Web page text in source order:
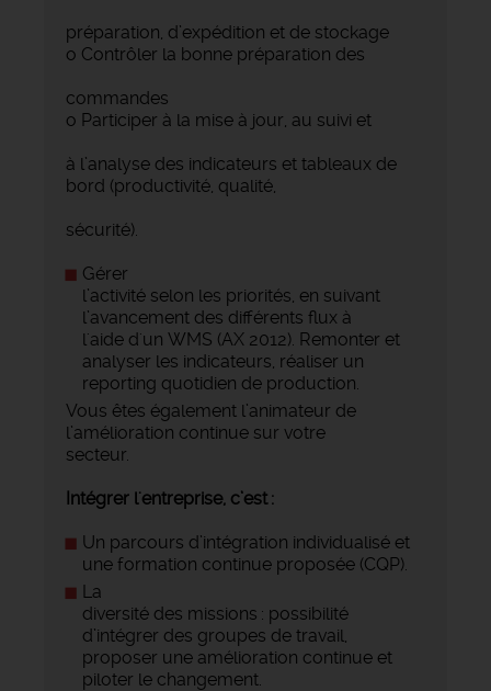
préparation, d’expédition et de stockage
o Contrôler la bonne préparation des
commandes
o Participer à la mise à jour, au suivi et
à l’analyse des indicateurs et tableaux de
bord (productivité, qualité,
sécurité).
Gérer
l’activité selon les priorités, en suivant
l’avancement des différents flux à
l'aide d'un WMS (AX 2012). Remonter et
analyser les indicateurs, réaliser un
reporting quotidien de production.
Vous êtes également l’animateur de
l’amélioration continue sur votre
secteur.
Intégrer l'entreprise, c’est :
Un parcours d’intégration individualisé et
une formation continue proposée (CQP).
La
diversité des missions : possibilité
d’intégrer des groupes de travail,
proposer une amélioration continue et
piloter le changement.